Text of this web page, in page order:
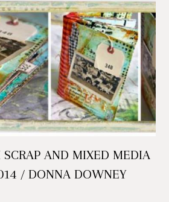
AND MIXED MEDIA
/ DONNA DOWNEY